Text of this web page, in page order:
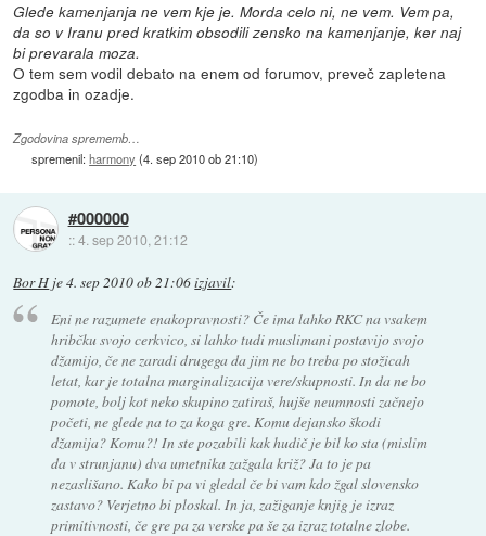
Glede kamenjanja ne vem kje je. Morda celo ni, ne vem. Vem pa,
da so v Iranu pred kratkim obsodili zensko na kamenjanje, ker naj
bi prevarala moza.
O tem sem vodil debato na enem od forumov, preveč zapletena
zgodba in ozadje.
Zgodovina sprememb…
spremenil:harmony (4. sep 2010 ob 21:10)
#000000
::4. sep 2010, 21:12
Bor H je4. sep 2010 ob 21:06izjavil:
Eni ne razumete enakopravnosti? Če ima lahko RKC na vsakem
hribčku svojo cerkvico, si lahko tudi muslimani postavijo svojo
džamijo, če ne zaradi drugega da jim ne bo treba po stožicah
letat, kar je totalna marginalizacija vere/skupnosti. In da ne bo
pomote, bolj kot neko skupino zatiraš, hujše neumnosti začnejo
početi, ne glede na to za koga gre. Komu dejansko škodi
džamija? Komu?! In ste pozabili kak hudič je bil ko sta (mislim
da v strunjanu) dva umetnika zažgala križ? Ja to je pa
nezaslišano. Kako bi pa vi gledal če bi vam kdo žgal slovensko
zastavo? Verjetno bi ploskal. In ja, zažiganje knjig je izraz
primitivnosti, če gre pa za verske pa še za izraz totalne zlobe.